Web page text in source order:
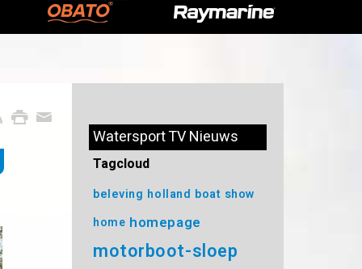
Watersport TV Nieuws
Tagcloud
beleving holland boat show
home homepage
motorboot-sloep